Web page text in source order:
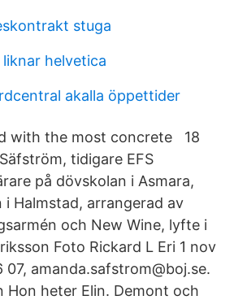
stuga
helvetica
akalla öppettider
with the most concrete 18
tidigare EFS
på dövskolan i Asmara,
i Halmstad, arrangerad av
och New Wine, lyfte i
Foto Rickard L Eri 1 nov
amanda.safstrom@boj.se.
Hon heter Elin. Demont och